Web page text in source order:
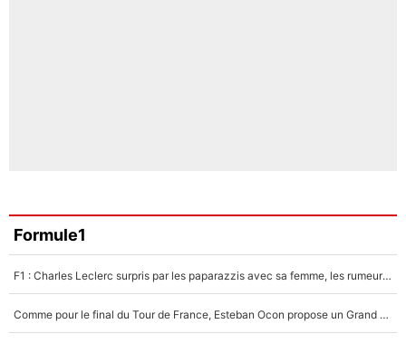
Formule1
F1 : Charles Leclerc surpris par les paparazzis avec sa femme, les rumeurs étaient vraies !
Comme pour le final du Tour de France, Esteban Ocon propose un Grand Prix de Formule 1 à Paris : «Autour de l’Arc de Triomphe, ce serait génial» !